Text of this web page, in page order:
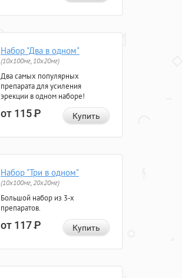
Набор "Два в одном"
(10x100мг, 10x20мг)
Два самых популярных
препарата для усиления
эрекции в одном наборе!
от 115Р Купить
Набор "Три в одном"
(10x100мг, 20x20мг)
Большой набор из 3-х
препаратов.
от 117Р Купить